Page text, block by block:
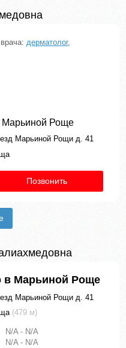
дерматолог,
Роще
Марьиной Рощи д. 41
Позвонить
в Марьиной Роще
Марьиной Рощи д. 41
(479 м)
N/A - N/A
N/A - N/A